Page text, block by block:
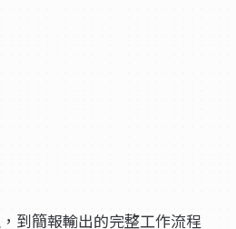
到簡報輸出的完整工作流程